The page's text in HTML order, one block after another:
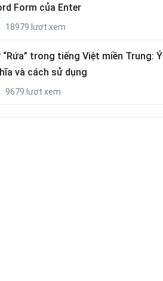
Form của Enter
18979 lượt xem
“Rứa” trong tiếng Việt miền Trung: Ý
và cách sử dụng
9679 lượt xem